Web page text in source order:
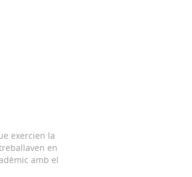
exercien la
en
amb el